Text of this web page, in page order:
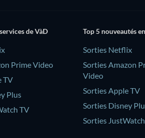
de VàD
Prime Video
TV
Plus
TV
Top 5 nouveautés
Sorties Netflix
Sorties Amazon
Video
Sorties Apple TV
Sorties Disney
Sorties